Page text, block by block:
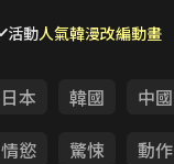
活動人氣韓漫改編動畫
日本 韓國 中國
情慾 驚悚 動作